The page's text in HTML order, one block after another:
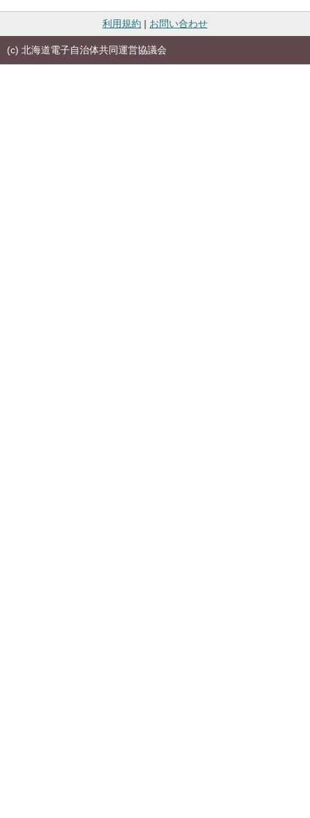
利用規約 | お問い合わせ
(c) 北海道電子自治体共同運営協議会